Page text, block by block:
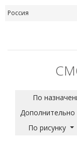
Россия
По
Дополнительно
По рисунку